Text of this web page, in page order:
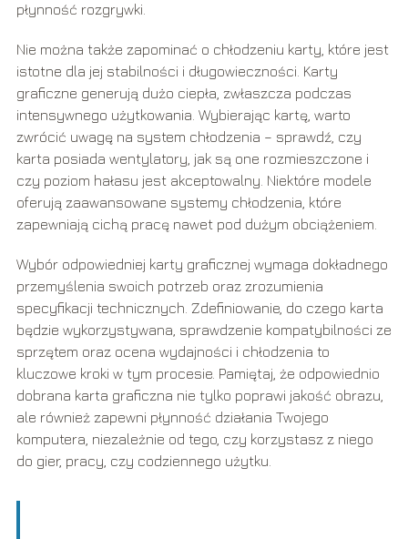
płynność rozgrywki.
Nie można także zapominać o chłodzeniu karty, które jest
istotne dla jej stabilności i długowieczności. Karty
graficzne generują dużo ciepła, zwłaszcza podczas
intensywnego użytkowania. Wybierając kartę, warto
zwrócić uwagę na system chłodzenia – sprawdź, czy
karta posiada wentylatory, jak są one rozmieszczone i
czy poziom hałasu jest akceptowalny. Niektóre modele
oferują zaawansowane systemy chłodzenia, które
zapewniają cichą pracę nawet pod dużym obciążeniem.
Wybór odpowiedniej karty graficznej wymaga dokładnego
przemyślenia swoich potrzeb oraz zrozumienia
specyfikacji technicznych. Zdefiniowanie, do czego karta
będzie wykorzystywana, sprawdzenie kompatybilności ze
sprzętem oraz ocena wydajności i chłodzenia to
kluczowe kroki w tym procesie. Pamiętaj, że odpowiednio
dobrana karta graficzna nie tylko poprawi jakość obrazu,
ale również zapewni płynność działania Twojego
komputera, niezależnie od tego, czy korzystasz z niego
do gier, pracy, czy codziennego użytku.